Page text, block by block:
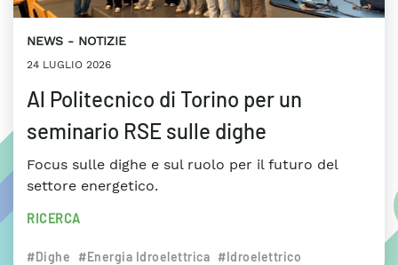
NEWS NOTIZIE
24 LUGLIO 2026
Al Politecnico di Torino per un
seminario RSE sulle dighe
Focus sulle dighe e sul ruolo per il futuro del
settore energetico.
RICERCA
#Dighe #Energia Idroelettrica #Idroelettrico